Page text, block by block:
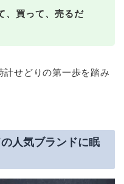
、買って、売るだ
計せどりの第一歩を踏み
人気ブランドに眠